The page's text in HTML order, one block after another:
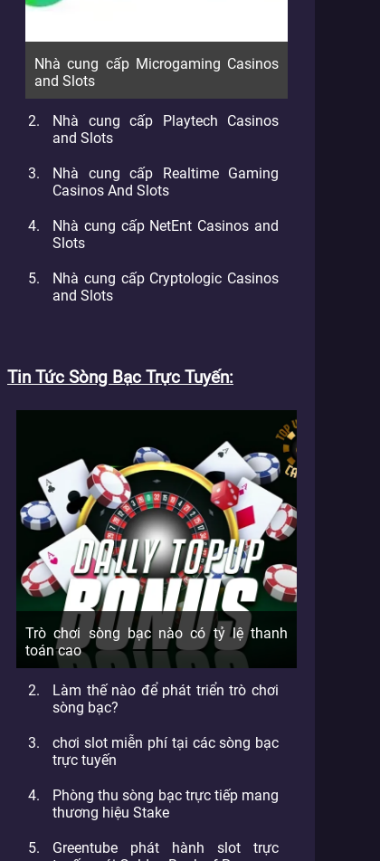
Nhà cung cấp Microgaming Casinos
and Slots
Nhà cung cấp Playtech Casinos
and Slots
Nhà cung cấp Realtime Gaming
Casinos And Slots
Nhà cung cấp NetEnt Casinos and
Slots
Nhà cung cấp Cryptologic Casinos
and Slots
Tin Tức Sòng Bạc Trực Tuyến
Trò chơi sòng bạc nào có tỷ lệ thanh
toán cao
Làm thế nào để phát triển trò chơi
sòng bạc?
chơi slot miễn phí tại các sòng bạc
trực tuyến
Phòng thu sòng bạc trực tiếp mang
thương hiệu Stake
Greentube phát hành slot trực